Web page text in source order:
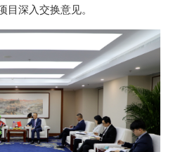
深入交换意见。